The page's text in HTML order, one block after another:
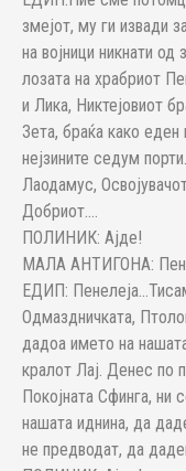
змејот, му ги извади
на војници никнати
лозата на храбриот
и Лика, Никтејовиот
Зета, браќа како еден
нејзините седум
Лаодамус,
Добриот….
ПОЛИНИК: Ајде!
МАЛА АНТИГОНА:
ЕДИП:
Одмаздничката,
дадоа името на
кралот Лај. Денес по
Покојната Сфинга, ни
нашата иднина, да
не предводат, да